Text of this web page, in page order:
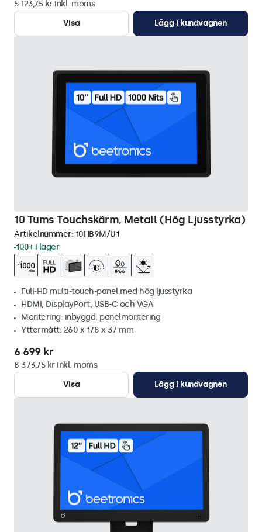
5 123,75 kr inkl. moms
Visa
Lägg i kundvagnen
10 Tums Touchskärm, Metall (Hög Ljusstyrka)
Artikelnummer: 10HB9M/U1
100+ i lager
Full-HD multi-touch-panel med hög ljusstyrka
HDMI, DisplayPort, USB-C och VGA
Montering: inbyggd, panelmontering
Yttermått: 260 x 178 x 37 mm
6 699 kr
8 373,75 kr inkl. moms
Visa
Lägg i kundvagnen